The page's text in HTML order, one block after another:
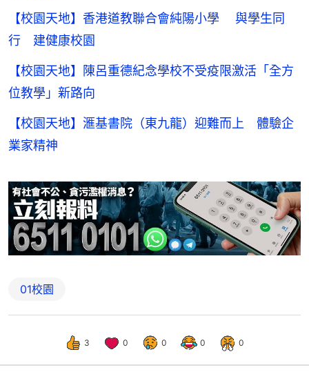
【校園天地】香港道教聯合會純陽小學 與學生同
行 建健康校園
【校園天地】陳呂重德紀念學校不受疫限激活「全方
位教學」新路向
【校園天地】滙基書院（東九龍）迎難而上 體驗企
業家精神
01校園
3 0 0 0 0